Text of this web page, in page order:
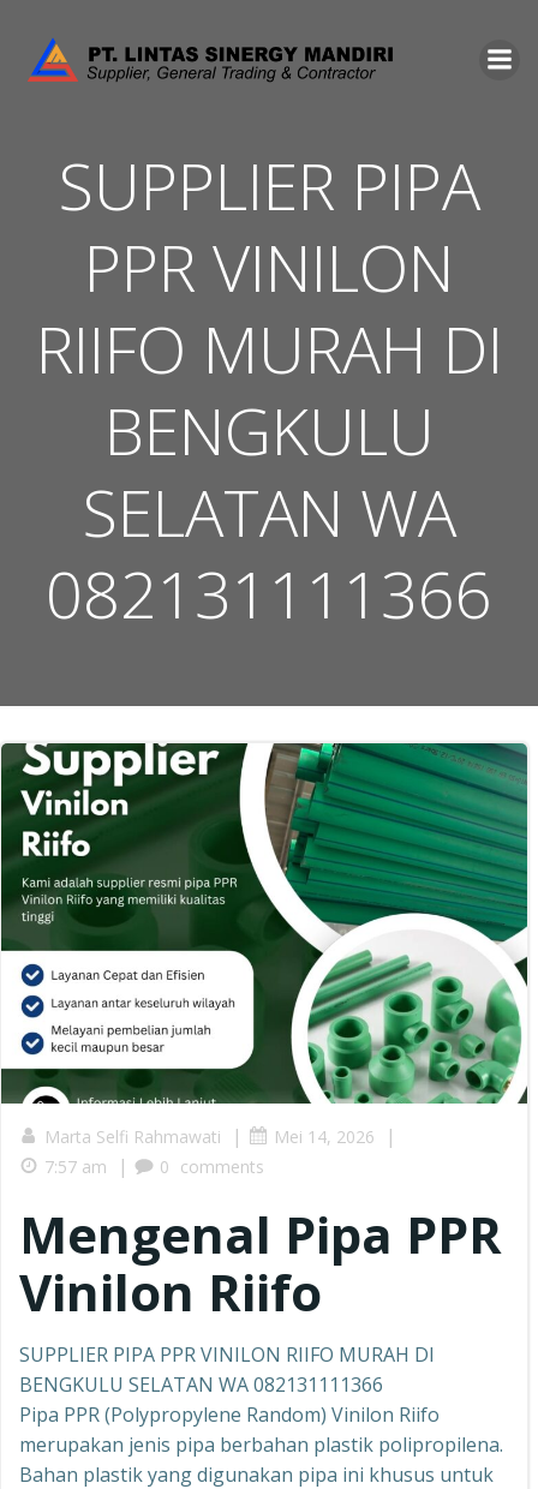
to
content
SUPPLIER PIPA
PPR VINILON
RIIFO MURAH DI
BENGKULU
SELATAN WA
082131111366
Marta Selfi Rahmawati | Mei 14, 2026 |
7:57 am | 0 comments
Mengenal Pipa PPR
Vinilon Riifo
SUPPLIER PIPA PPR VINILON RIIFO MURAH DI
BENGKULU SELATAN WA 082131111366
Pipa PPR (Polypropylene Random) Vinilon Riifo
merupakan jenis pipa berbahan plastik polipropilena.
Bahan plastik yang digunakan pipa ini khusus untuk